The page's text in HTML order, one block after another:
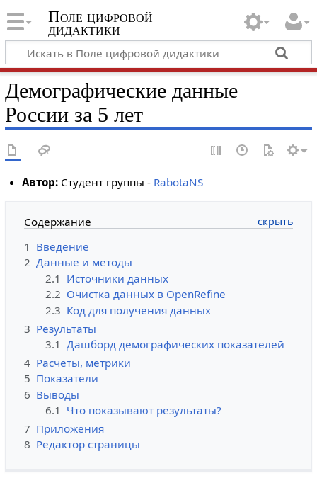
Поле цифровой
дидактики
Демографические данные
России за 5 лет
Автор: Студент группы - RabotaNS
Содержание
1 Введение
2 Данные и методы
2.1 Источники данных
2.2 Очистка данных в OpenRefine
2.3 Код для получения данных
3 Результаты
3.1 Дашборд демографических показателей
4 Расчеты, метрики
5 Показатели
6 Выводы
6.1 Что показывают результаты?
7 Приложения
8 Редактор страницы